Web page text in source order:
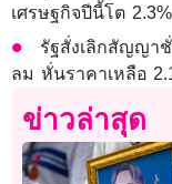
เศรษฐกิจปีนี้โต 2.3%
รัฐสั่งเลิกสัญญา
ลม หั่นราคาเหลือ
ข่าวล่าสุด